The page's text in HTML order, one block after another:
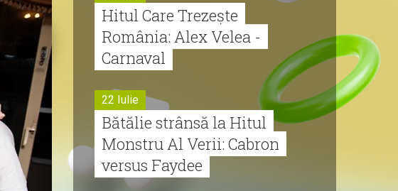
Hitul Care Trezește
România: Alex Velea -
Carnaval
22 Iulie
Bătălie strânsă la Hitul
Monstru Al Verii: Cabron
versus Faydee